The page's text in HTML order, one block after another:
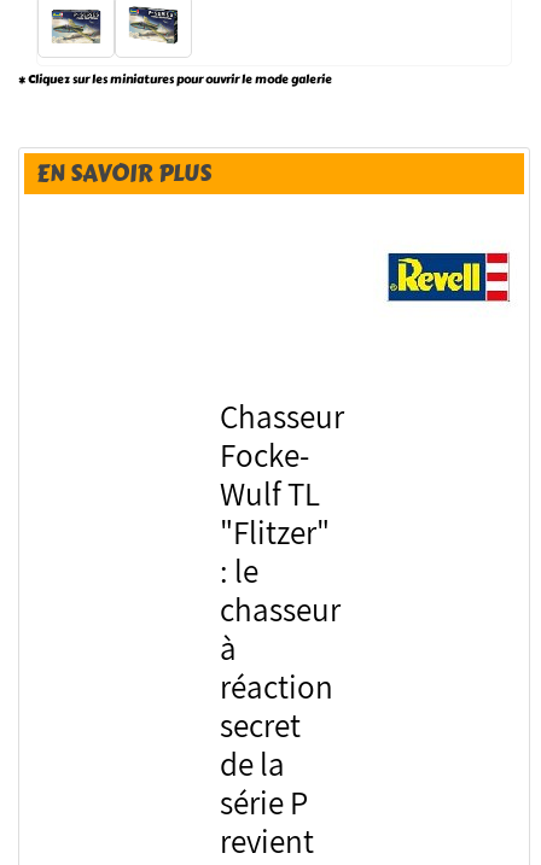
* Cliquez sur les miniatures pour ouvrir le mode galerie
EN SAVOIR PLUS
Chasseur
Focke-
Wulf TL
"Flitzer"
: le
chasseur
à
réaction
secret
de la
série P
revient